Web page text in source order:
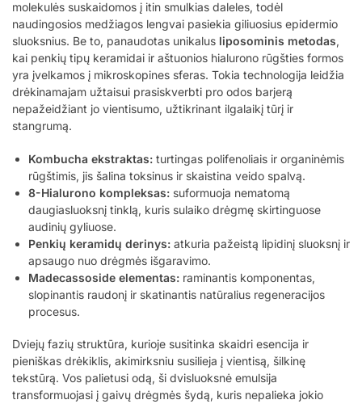
molekulės suskaidomos į itin smulkias daleles, todėl
naudingosios medžiagos lengvai pasiekia giliuosius epidermio
sluoksnius. Be to, panaudotas unikalus liposominis metodas,
kai penkių tipų keramidai ir aštuonios hialurono rūgšties formos
yra įvelkamos į mikroskopines sferas. Tokia technologija leidžia
drėkinamajam užtaisui prasiskverbti pro odos barjerą
nepažeidžiant jo vientisumo, užtikrinant ilgalaikį tūrį ir
stangrumą.
Kombucha ekstraktas: turtingas polifenoliais ir organinėmis
rūgštimis, jis šalina toksinus ir skaistina veido spalvą.
8-Hialurono kompleksas: suformuoja nematomą
daugiasluoksnį tinklą, kuris sulaiko drėgmę skirtinguose
audinių gyliuose.
Penkių keramidų derinys: atkuria pažeistą lipidinį sluoksnį ir
apsaugo nuo drėgmės išgaravimo.
Madecassoside elementas: raminantis komponentas,
slopinantis raudonį ir skatinantis natūralius regeneracijos
procesus.
Dviejų fazių struktūra, kurioje susitinka skaidri esencija ir
pieniškas drėkiklis, akimirksniu susilieja į vientisą, šilkinę
tekstūrą. Vos palietusi odą, ši dvisluoksnė emulsija
transformuojasi į gaivų drėgmės šydą, kuris nepalieka jokio